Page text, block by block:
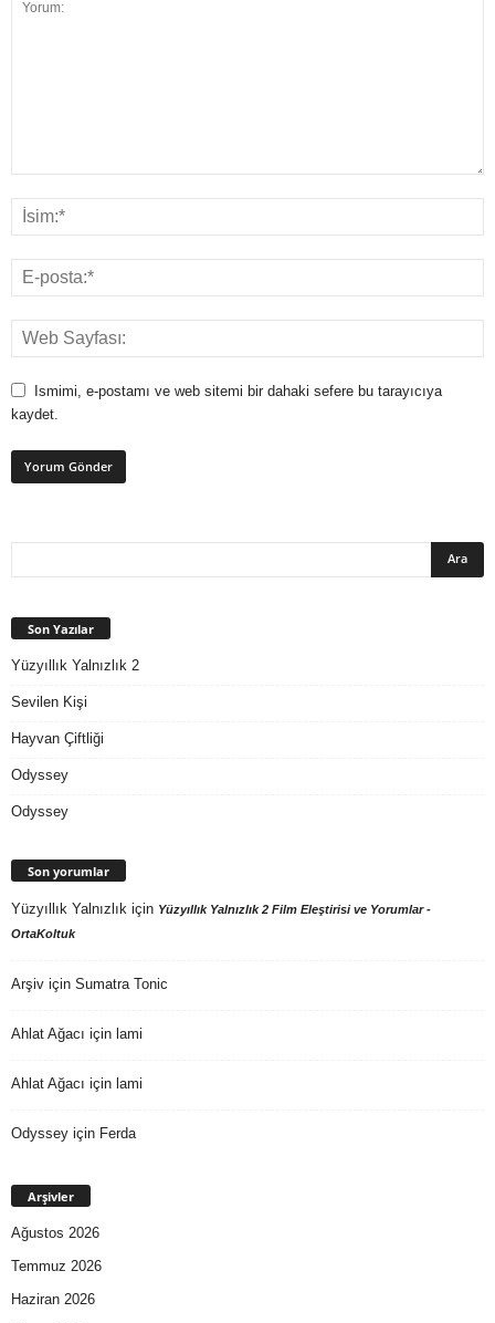
Ismimi, e-postamı ve web sitemi bir dahaki sefere bu tarayıcıya
kaydet.
Son Yazılar
Yüzyıllık Yalnızlık 2
Sevilen Kişi
Hayvan Çiftliği
Odyssey
Odyssey
Son yorumlar
Yüzyıllık Yalnızlık için Yüzyıllık Yalnızlık 2 Film Eleştirisi ve Yorumlar -
OrtaKoltuk
Arşiv için Sumatra Tonic
Ahlat Ağacı için lami
Ahlat Ağacı için lami
Odyssey için Ferda
Arşivler
Ağustos 2026
Temmuz 2026
Haziran 2026